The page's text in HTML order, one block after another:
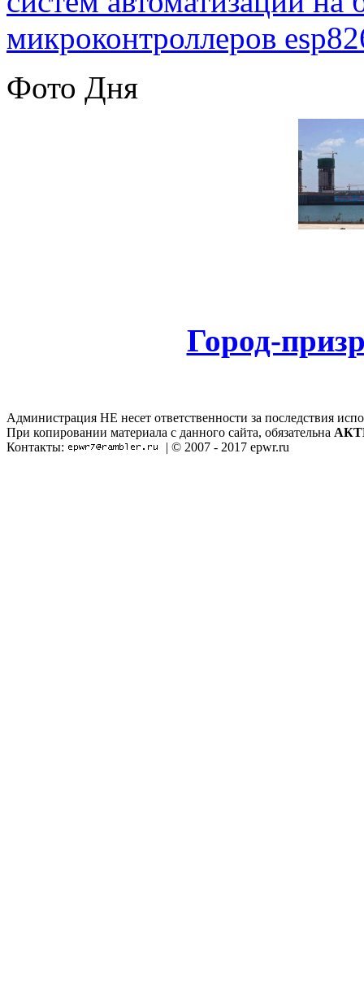
микроконтроллеров
Фото Дня
Город-
Администрация НЕ несет ответственности за последствия
При копировании материала с данного сайта, обязательна
Контакты:
| © 2007 - 2017 epwr.ru